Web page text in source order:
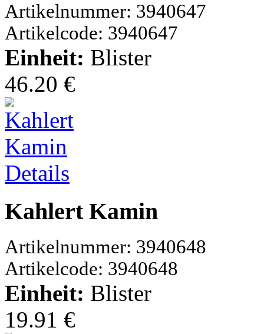
Artikelnummer: 3940647
Artikelcode: 3940647
Einheit: Blister
46.20 €
Details
Kahlert Kamin
Artikelnummer: 3940648
Artikelcode: 3940648
Einheit: Blister
19.91 €